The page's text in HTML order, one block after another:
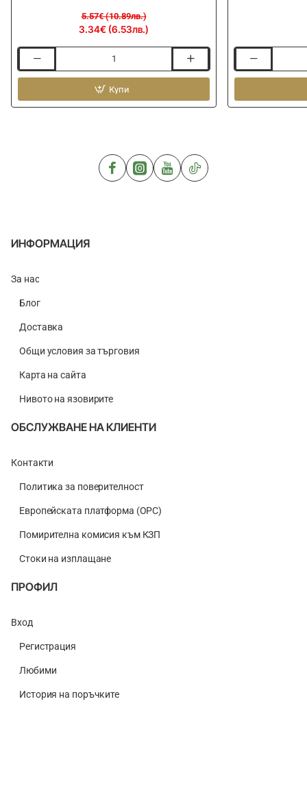
3.34€ (6.53лв.)
5.57€ (10.89лв.)
пелети
стръв
Купи
ароматизатор
BAITS
ИНФОРМАЦИЯ
За нас
Блог
Доставка
Общи условия за търговия
Карта на сайта
Нивото на язовирите
ОБСЛУЖВАНЕ НА КЛИЕНТИ
Контакти
Политика за поверителност
Европейската платформа (ОРС)
Помирителна комисия към КЗП
Стоки на изплащане
ПРОФИЛ
Вход
Регистрация
Любими
История на поръчките